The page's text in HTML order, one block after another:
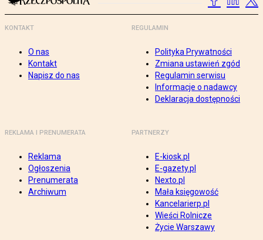
KONTAKT
O nas
Kontakt
Napisz do nas
REGULAMIN
Polityka Prywatności
Zmiana ustawień zgód
Regulamin serwisu
Informacje o nadawcy
Deklaracja dostępności
REKLAMA I PRENUMERATA
Reklama
Ogłoszenia
Prenumerata
Archiwum
PARTNERZY
E-kiosk.pl
E-gazety.pl
Nexto.pl
Mała księgowość
Kancelarierp.pl
Wieści Rolnicze
Życie Warszawy